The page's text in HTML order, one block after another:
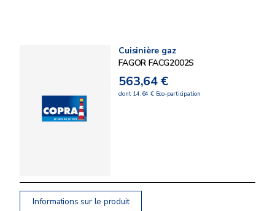
Cuisinière gaz
FAGOR FACG2002S
563,64 €
dont 14,64 € Eco-participation
Informations sur le produit